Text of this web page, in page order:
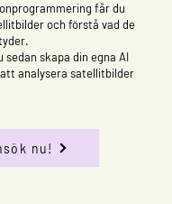
får du
och förstå vad de
sedan skapa din egna AI
analysera satellitbilder
nu!